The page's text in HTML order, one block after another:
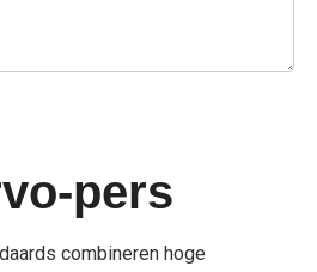
pers
combineren hoge